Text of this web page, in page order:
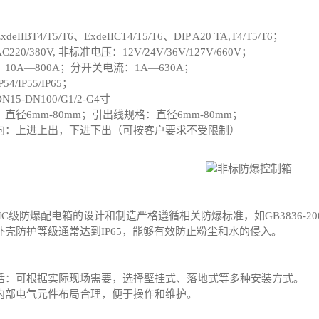
T5/T6、ExdeIICT4/T5/T6、DIP A20 TA,T4/T5/T6；
380V, 非标准电压：12V/24V/36V/127V/660V；
10A—800A；分开关电流：1A—630A；
IP55/IP65；
DN100/G1/2-G4寸
径6mm-80mm；引出线规格：直径6mm-80mm；
：上进上出，下进下出（可按客户要求不受限制）
级防爆配电箱的设计和制造严格遵循相关防爆标准，如GB3836-
壳防护等级通常达到IP65，能够有效防止粉尘和水的侵入。
：可根据实际现场需要，选择壁挂式、落地式等多种安装方式。
电气元件布局合理，便于操作和维护。